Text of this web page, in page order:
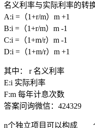
名义利率与实际利率的转
A:i =（1+r/m）m +1
B:i =（1+r/m）m -1
C:i =（1+m/r）m -1
D:i =（1+m/r）m +1
其中： r 名义利率
E:i 实际利率
F:m 每年计息次数
答案问询微信：424329
n个独立项目可以构成